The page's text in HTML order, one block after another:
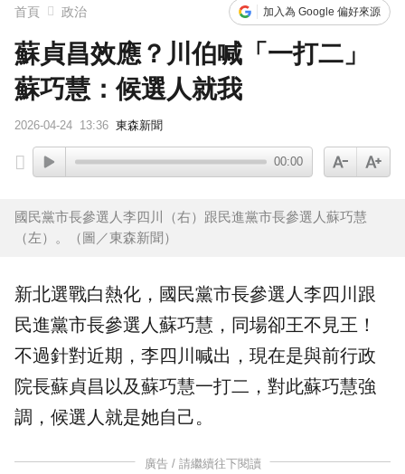
首頁 政治 加入為 Google 偏好來源
蘇貞昌效應？川伯喊「一打二」
蘇巧慧：候選人就我
2026-04-24 13:36 東森新聞
00:00
國民黨市長參選人李四川（右）跟民進黨市長參選人蘇巧慧
（左）。（圖／東森新聞）
新北選戰白熱化，國民黨市長參選人李四川 跟
民進黨市長參選人蘇巧慧 ，同場卻王不見王！
不過針對近期，李四川喊出，現在是與前行政
院長蘇貞昌 以及蘇巧慧一打二，對此蘇巧慧強
調，候選人就是她自己。
廣告 / 請繼續往下閱讀